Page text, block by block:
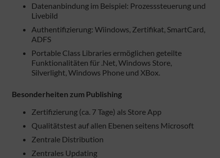
Datenanbindung im Beispiel: Prozesssteuerung und
Livebild
Authentifizierung: Wiindows, Zertifikat, SmartCard,
ADFS
Portable Class Libraries ermöglichen geteilte
Funktionalitäten für .Net, Windows Store,
Silverlight, Windows Phone und XBox.
Besonderheiten zum Publishing
Zertifizierung (ca. 7 Tage) als Store App
Qualitätstest auf allen Ebenen seitens Microsoft
Zentrale Distribution
Zentrales Updating